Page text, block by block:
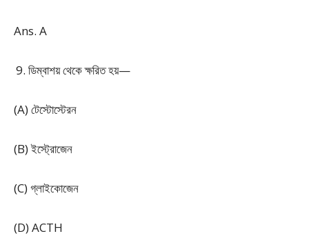
Ans. A
ডিম্বাশয় থেকে ক্ষরিত হয়—
(A) টেস্টোস্টেরন
(B) ইস্ট্রোজেন
(C) গ্লাইকোজেন
(D) ACTH